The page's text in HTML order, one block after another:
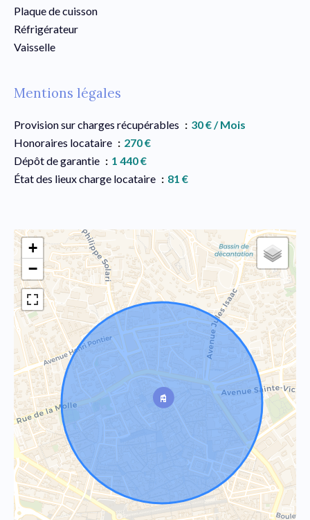
Plaque de cuisson
Réfrigérateur
Vaisselle
Mentions légales
Provision sur charges récupérables
30 € / Mois
Honoraires locataire
270 €
Dépôt de garantie
1 440 €
État des lieux charge locataire
81 €
+
−